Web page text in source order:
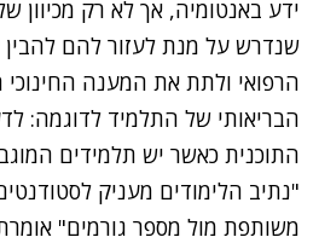
ידע באנטומיה, אך לא רק מכיוון
שנדרש על מנת לעזור להם להבין
הרפואי ולתת את המענה
הבריאותי של התלמיד לדוגמה:
התוכנית כאשר יש תלמידים
"נתיב הלימודים מעניק
משותפת מול מספר גורמים"